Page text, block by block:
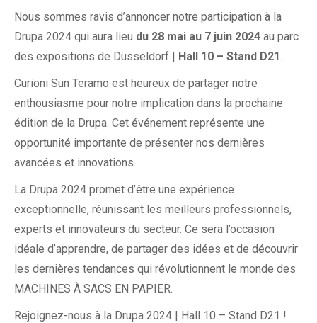
Nous sommes ravis d’annoncer notre participation à la
Drupa 2024 qui aura lieu du 28 mai au 7 juin 2024 au parc
des expositions de Düsseldorf | Hall 10 – Stand D21.
Curioni Sun Teramo est heureux de partager notre
enthousiasme pour notre implication dans la prochaine
édition de la Drupa. Cet événement représente une
opportunité importante de présenter nos dernières
avancées et innovations.
La Drupa 2024 promet d’être une expérience
exceptionnelle, réunissant les meilleurs professionnels,
experts et innovateurs du secteur. Ce sera l’occasion
idéale d’apprendre, de partager des idées et de découvrir
les dernières tendances qui révolutionnent le monde des
MACHINES À SACS EN PAPIER.
Rejoignez-nous à la Drupa 2024 | Hall 10 – Stand D21 !